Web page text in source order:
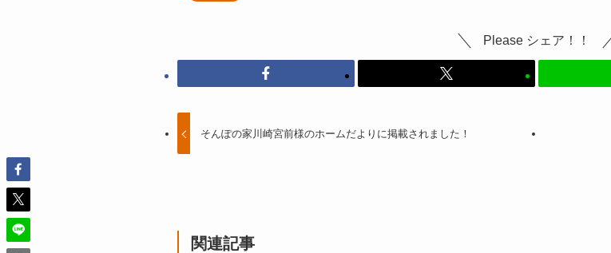
Please シェア！！
そんぽの家川崎宮前様のホームだよりに掲載されました！
関連記事